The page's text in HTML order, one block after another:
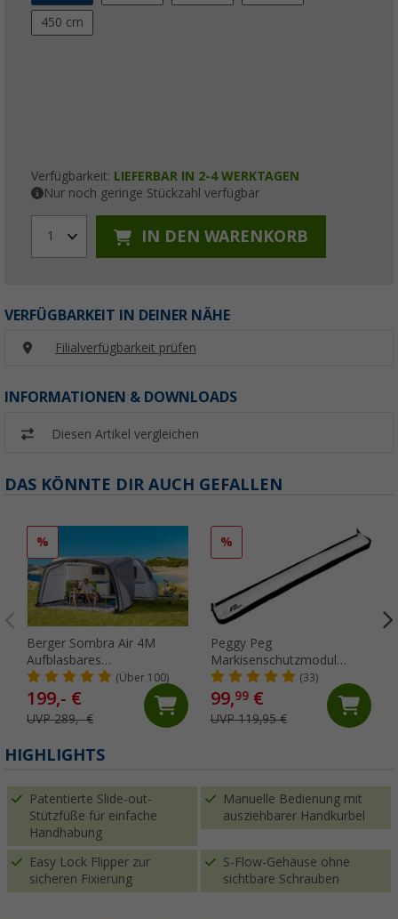
450 cm
Verfügbarkeit: LIEFERBAR IN 2-4 WERKTAGEN
Nur noch geringe Stückzahl verfügbar
1 IN DEN WARENKORB
VERFÜGBARKEIT IN DEINER NÄHE
Filialverfügbarkeit prüfen
INFORMATIONEN & DOWNLOADS
Diesen Artikel vergleichen
DAS KÖNNTE DIR AUCH GEFALLEN
%
Berger Sombra Air 4M
Aufblasbares
Sonnenvordach für
Wohnwagen, Anbauhöhe
235 - 255 cm
(Über 100)
199,- €
UVP 289,- €
%
Peggy Peg
Markisenschutzmodul
SunBreak schwarz,
Sonnenschutz Markise
Vorderwand
(33)
99,99€
UVP 119,95 €
HIGHLIGHTS
Patentierte Slide-out-
Stützfüße für einfache
Handhabung
Manuelle Bedienung mit
ausziehbarer Handkurbel
Easy Lock Flipper zur
sicheren Fixierung
S-Flow-Gehäuse ohne
sichtbare Schrauben